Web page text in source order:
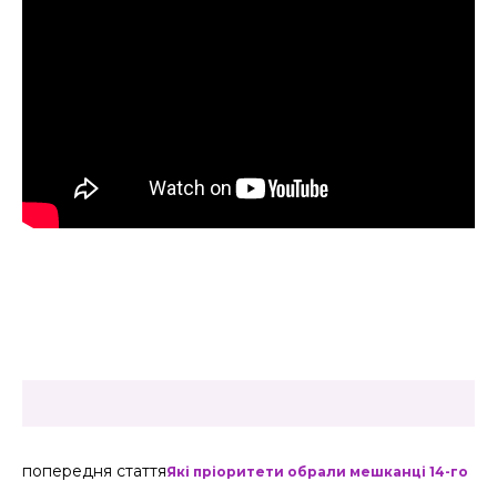
попередня статтяЯкі пріоритети обрали мешканці 14-го